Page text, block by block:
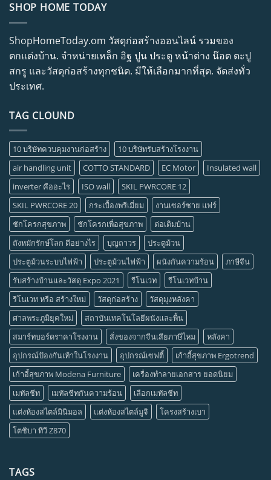
SHOP HOME TODAY
ShopHomeToday.om วัสดุก่อสร้างออนไลน์ รวมของ
ตกแต่งบ้าน. จำหน่ายเหล็ก อิฐ ปูน ประตู หน้าต่าง น๊อต ตะปู
สกรู และวัสดุก่อสร้างทุกชนิด. มีให้เลือกมากที่สุด. จัดส่งทั่ว
ประเทศ.
TAG CLOUND
10 บริษัทควบคุมงานก่อสร้าง
10 บริษัทรับสร้างโรงงาน
air handling unit
COTTO STANDARD EC Motor
Insulated wall
inverter คืออะไร
ISO wall
SKIL PWRCORE 12
SKIL PWRCORE 20
กระเบื้องพรีเมี่ยม
งานเซอร์ซาย แฟร์
ชักโครกสุขภาพ
ชักโครกเพื่อสุขภาพ
ต่อเติมบ้าน
ถังหมักรักษ์โลก ดีอย่างไร
บุญถาวร
ประตูม้วน
ประตูม้วนระบบไฟฟ้า
ประตูม้วนไฟฟ้า ผนังกันความร้อน
ภาษีจีน
รับสร้างบ้านและวัสดุ Expo 2021
รีโนเวท
รีโนเวทบ้าน
รีโนเวท หรือ สร้างใหม่
วัสดุก่อสร้าง
วัสดุมุงหลังคา
ศาลพระภูมิยุคใหม่
สถาบันเทคโนโลยีผนังและพื้น
สมาร์ทบอร์ดราคาโรงงาน
สั่งของจากจีนเสียภาษีไหม
หลังคา
อุปกรณ์ป้องกันเท้าในโรงงาน
อุปกรณ์เซฟตี้
เก้าอี้สุขภาพ Ergotrend
เก้าอี้สุขภาพ Modena Furniture
เครื่องทำลายเอกสาร ยอดนิยม
เมทัลชีท
เมทัลชีทกันความร้อน
เลือกเมทัลชีท
แต่งห้องสไตล์มินิมอล
แต่งห้องสไตล์มูจิ
โครงสร้างเบา
โตชิบา ทีวี Z870
TAGS